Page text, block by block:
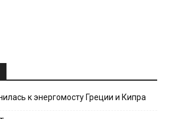
к энергомосту Греции и Кипра